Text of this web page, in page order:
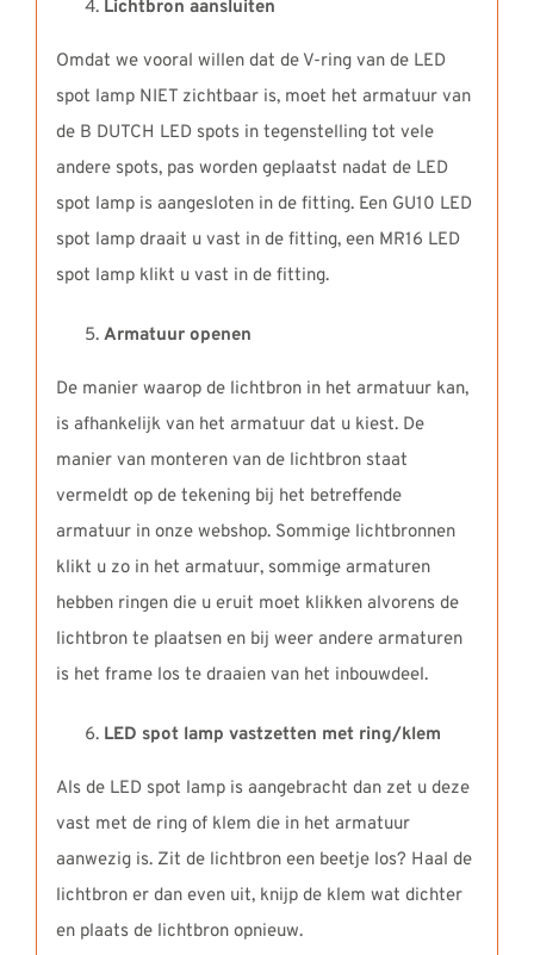
Lichtbron aansluiten
Omdat we vooral willen dat de V-ring van de LED
spot lamp NIET zichtbaar is, moet het armatuur van
de B DUTCH LED spots in tegenstelling tot vele
andere spots, pas worden geplaatst nadat de LED
spot lamp is aangesloten in de fitting. Een GU10 LED
spot lamp draait u vast in de fitting, een MR16 LED
spot lamp klikt u vast in de fitting.
Armatuur openen
De manier waarop de lichtbron in het armatuur kan,
is afhankelijk van het armatuur dat u kiest. De
manier van monteren van de lichtbron staat
vermeldt op de tekening bij het betreffende
armatuur in onze webshop. Sommige lichtbronnen
klikt u zo in het armatuur, sommige armaturen
hebben ringen die u eruit moet klikken alvorens de
lichtbron te plaatsen en bij weer andere armaturen
is het frame los te draaien van het inbouwdeel.
LED spot lamp vastzetten met ring/klem
Als de LED spot lamp is aangebracht dan zet u deze
vast met de ring of klem die in het armatuur
aanwezig is. Zit de lichtbron een beetje los? Haal de
lichtbron er dan even uit, knijp de klem wat dichter
en plaats de lichtbron opnieuw.